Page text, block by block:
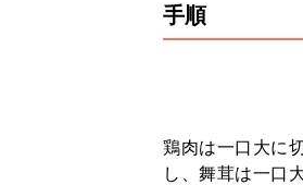
手順
鶏肉は一口大に
し、舞茸は一口